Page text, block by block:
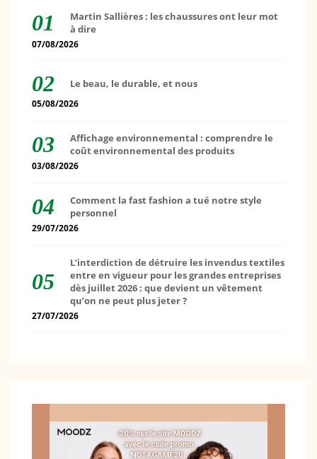
Martin Sallières : les chaussures ont leur mot
à dire
07/08/2026
Le beau, le durable, et nous
05/08/2026
Affichage environnemental : comprendre le
coût environnemental des produits
03/08/2026
Comment la fast fashion a tué notre style
personnel
29/07/2026
L’interdiction de détruire les invendus textiles
entre en vigueur pour les grandes entreprises
dès juillet 2026 : que devient un vêtement
qu’on ne peut plus jeter ?
27/07/2026